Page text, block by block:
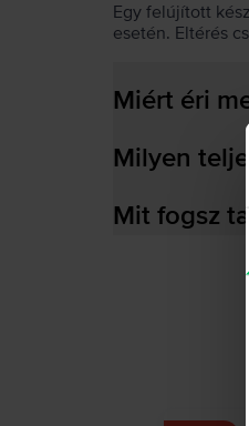
Egy felújított
esetén. Eltérés
Miért éri
Milyen
Mit fogsz